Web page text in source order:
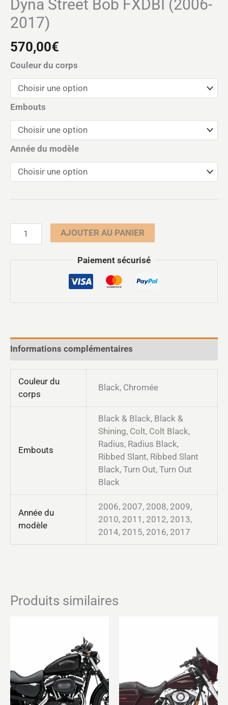
Dyna Street Bob FXDBI (2006-
2017)
570,00€
Couleur du corps
Embouts
Année du modèle
AJOUTER AU PANIER
Paiement sécurisé
Informations complémentaires
Couleur du
corps
Black, Chromée
Embouts
Black & Black, Black &
Shining, Colt, Colt Black,
Radius, Radius Black,
Ribbed Slant, Ribbed Slant
Black, Turn Out, Turn Out
Black
Année du
modèle
2006, 2007, 2008, 2009,
2010, 2011, 2012, 2013,
2014, 2015, 2016, 2017
Produits similaires